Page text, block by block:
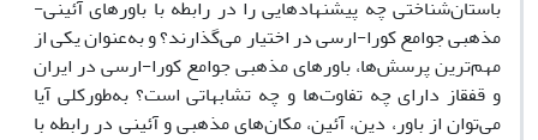
باستان‌شناختی چه پیشنهادهایی را در رابطه با باورهای آئینی-
مذهبی جوامع کورا-ارسی در اختیار می‌گذارند؟ و به‌عنوان یکی از
مهم‌ترین پرسش‌ها، باورهای مذهبی جوامع کورا-ارسی در ایران
و قفقاز دارای چه تفاوت‌ها و چه تشابهاتی است؟ به‌طورکلی آیا
می‌توان از باور، دین، آئین، مکان‌های مذهبی و آئینی در رابطه با